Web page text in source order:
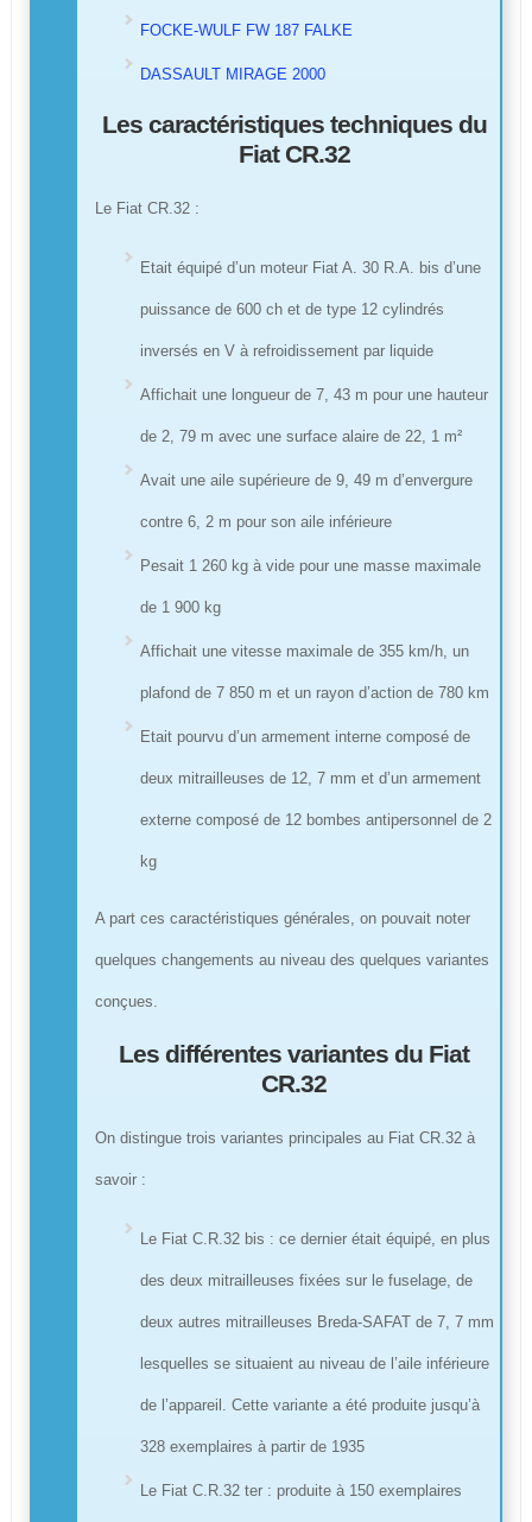
FOCKE-WULF FW 187 FALKE
DASSAULT MIRAGE 2000
Les caractéristiques techniques du
Fiat CR.32
Le Fiat CR.32 :
Etait équipé d’un moteur Fiat A. 30 R.A. bis d’une
puissance de 600 ch et de type 12 cylindrés
inversés en V à refroidissement par liquide
Affichait une longueur de 7, 43 m pour une hauteur
de 2, 79 m avec une surface alaire de 22, 1 m²
Avait une aile supérieure de 9, 49 m d’envergure
contre 6, 2 m pour son aile inférieure
Pesait 1 260 kg à vide pour une masse maximale
de 1 900 kg
Affichait une vitesse maximale de 355 km/h, un
plafond de 7 850 m et un rayon d’action de 780 km
Etait pourvu d’un armement interne composé de
deux mitrailleuses de 12, 7 mm et d’un armement
externe composé de 12 bombes antipersonnel de 2
kg
A part ces caractéristiques générales, on pouvait noter
quelques changements au niveau des quelques variantes
conçues.
Les différentes variantes du Fiat
CR.32
On distingue trois variantes principales au Fiat CR.32 à
savoir :
Le Fiat C.R.32 bis : ce dernier était équipé, en plus
des deux mitrailleuses fixées sur le fuselage, de
deux autres mitrailleuses Breda-SAFAT de 7, 7 mm
lesquelles se situaient au niveau de l’aile inférieure
de l’appareil. Cette variante a été produite jusqu’à
328 exemplaires à partir de 1935
Le Fiat C.R.32 ter : produite à 150 exemplaires